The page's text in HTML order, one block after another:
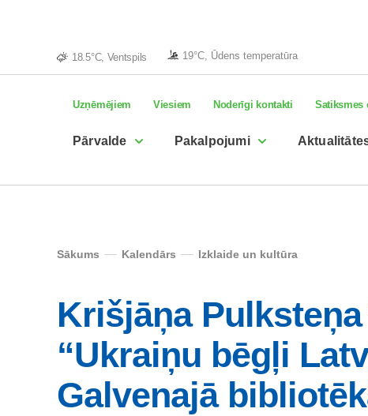
18.5°C, Ventspils 19°C, Ūdens temperatūra
Uzņēmējiem Viesiem Noderīgi kontakti Satiksmes
Pārvalde Pakalpojumi
Sākums Kalendārs Izklaide un kultūra
Krišjāņa
“Ukraiņu bēgļi
Galvenajā